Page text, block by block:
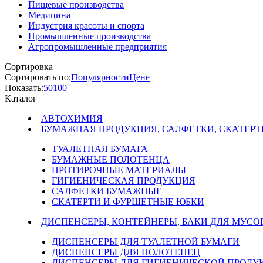
Пищевые производства
Медицина
Индустрия красоты и спорта
Промышленные производства
Агропромышленные предприятия
Сортировка
Сортировать по:ПопулярностиЦене
Показать:50100
Каталог
АВТОХИМИЯ
БУМАЖНАЯ ПРОДУКЦИЯ, САЛФЕТКИ,
ТУАЛЕТНАЯ БУМАГА
БУМАЖНЫЕ ПОЛОТЕНЦА
ПРОТИРОЧНЫЕ МАТЕРИАЛЫ
ГИГИЕНИЧЕСКАЯ ПРОДУКЦИЯ
САЛФЕТКИ БУМАЖНЫЕ
СКАТЕРТИ И ФУРШЕТНЫЕ ЮБКИ
ДИСПЕНСЕРЫ, КОНТЕЙНЕРЫ, БАКИ ДЛЯ
ДИСПЕНСЕРЫ ДЛЯ ТУАЛЕТНОЙ БУМАГИ
ДИСПЕНСЕРЫ ДЛЯ ПОЛОТЕНЕЦ